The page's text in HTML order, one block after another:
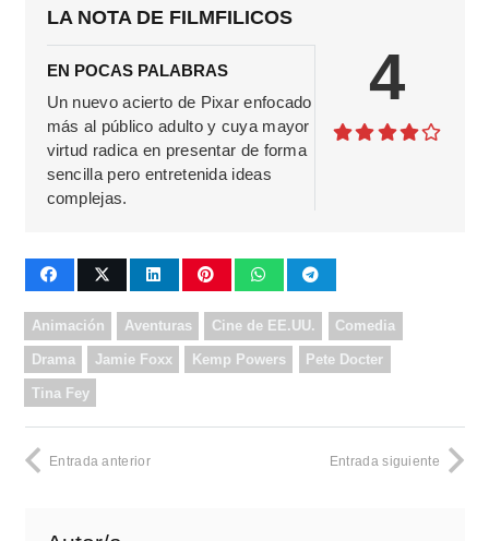
LA NOTA DE FILMFILICOS
EN POCAS PALABRAS
Un nuevo acierto de Pixar enfocado
más al público adulto y cuya mayor
virtud radica en presentar de forma
sencilla pero entretenida ideas
complejas.
4
Animación Aventuras Cine de EE.UU. Comedia
Drama Jamie Foxx Kemp Powers Pete Docter
Tina Fey
Entrada anterior Entrada siguiente